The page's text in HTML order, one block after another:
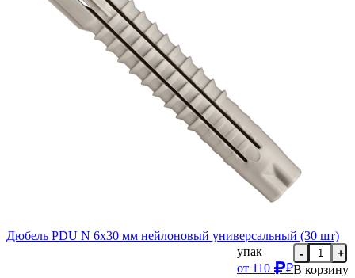
Дюбель PDU N 6х30 мм нейлоновый универсальный (30 шт)
упак
от 110 ₽
- +
В корзину